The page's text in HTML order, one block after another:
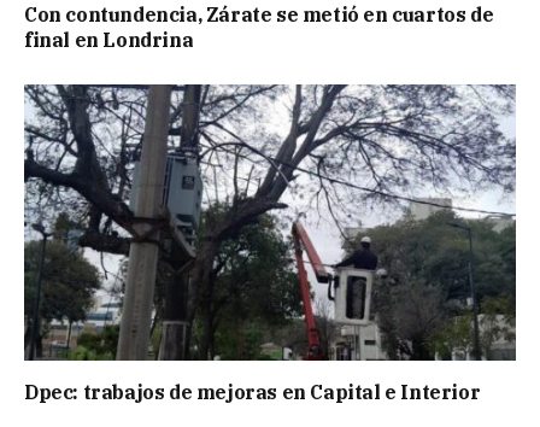
Con contundencia, Zárate se metió en cuartos de
final en Londrina
Dpec: trabajos de mejoras en Capital e Interior